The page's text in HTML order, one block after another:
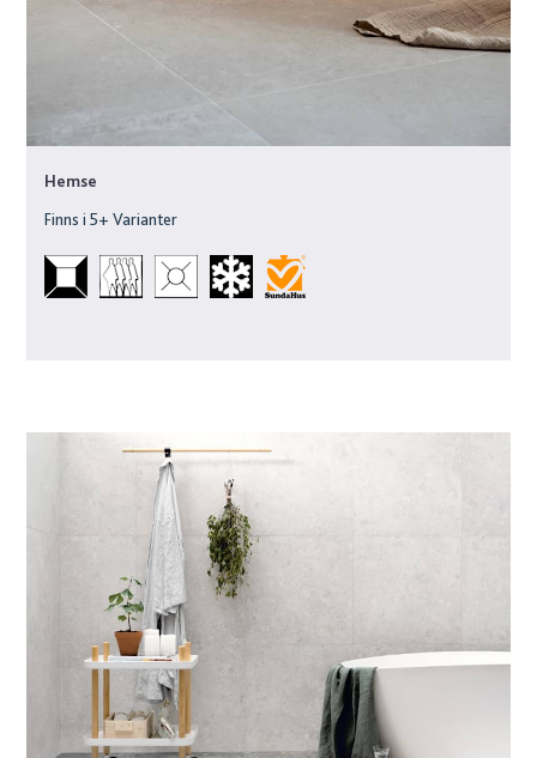
Hemse
Finns i5+ Varianter